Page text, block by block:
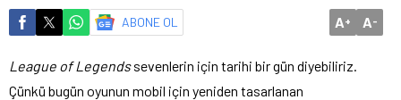
ABONE OL A+ A-
League of Legendssevenlerin için tarihi bir gün diyebiliriz.
Çünkü bugün oyunun mobil için yeniden tasarlanan